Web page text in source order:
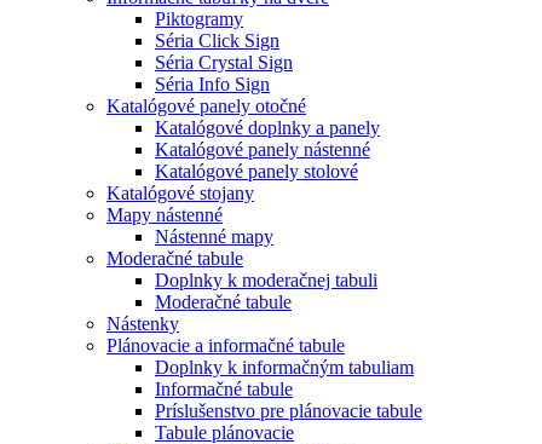
Piktogramy
Séria Click Sign
Séria Crystal Sign
Séria Info Sign
Katalógové panely otočné
Katalógové doplnky a panely
Katalógové panely nástenné
Katalógové panely stolové
Katalógové stojany
Mapy nástenné
Nástenné mapy
Moderačné tabule
Doplnky k moderačnej tabuli
Moderačné tabule
Nástenky
Plánovacie a informačné tabule
Doplnky k informačným tabuliam
Informačné tabule
Príslušenstvo pre plánovacie tabule
Tabule plánovacie